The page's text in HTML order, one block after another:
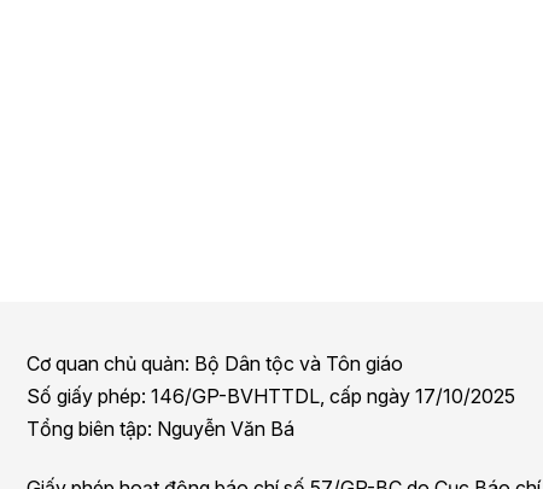
Cơ quan chủ quản: Bộ Dân tộc và Tôn giáo
Số giấy phép: 146/GP-BVHTTDL, cấp ngày 17/10/2025
Tổng biên tập: Nguyễn Văn Bá